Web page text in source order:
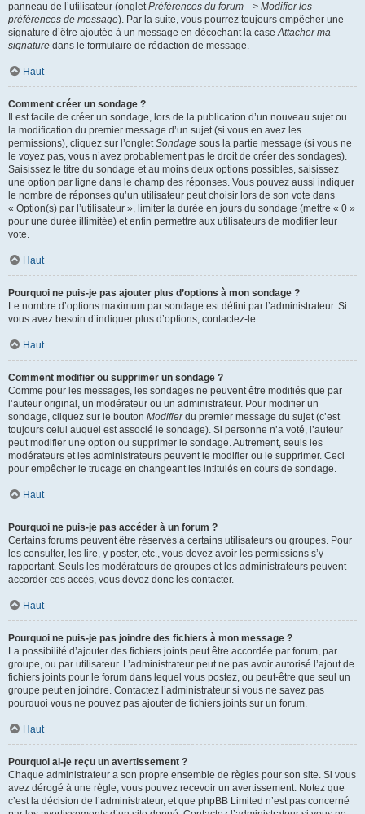
panneau de l’utilisateur (ongletPréférences du forum --> Modifier les
préférences de message). Par la suite, vous pourrez toujours empêcher une
signature d’être ajoutée à un message en décochant la caseAttacher ma
signature dans le formulaire de rédaction de message.
Haut
Comment créer un sondage ?
Il est facile de créer un sondage, lors de la publication d’un nouveau sujet ou
la modification du premier message d’un sujet (si vous en avez les
permissions), cliquez sur l’ongletSondage sous la partie message (si vous ne
le voyez pas, vous n’avez probablement pas le droit de créer des sondages).
Saisissez le titre du sondage et au moins deux options possibles, saisissez
une option par ligne dans le champ des réponses. Vous pouvez aussi indiquer
le nombre de réponses qu’un utilisateur peut choisir lors de son vote dans
« Option(s) par l’utilisateur », limiter la durée en jours du sondage (mettre « 0 »
pour une durée illimitée) et enfin permettre aux utilisateurs de modifier leur
vote.
Haut
Pourquoi ne puis-je pas ajouter plus d’options à mon sondage ?
Le nombre d’options maximum par sondage est défini par l’administrateur. Si
vous avez besoin d’indiquer plus d’options, contactez-le.
Haut
Comment modifier ou supprimer un sondage ?
Comme pour les messages, les sondages ne peuvent être modifiés que par
l’auteur original, un modérateur ou un administrateur. Pour modifier un
sondage, cliquez sur le bouton Modifierdu premier message du sujet (c’est
toujours celui auquel est associé le sondage). Si personne n’a voté, l’auteur
peut modifier une option ou supprimer le sondage. Autrement, seuls les
modérateurs et les administrateurs peuvent le modifier ou le supprimer. Ceci
pour empêcher le trucage en changeant les intitulés en cours de sondage.
Haut
Pourquoi ne puis-je pas accéder à un forum ?
Certains forums peuvent être réservés à certains utilisateurs ou groupes. Pour
les consulter, les lire, y poster, etc., vous devez avoir les permissions s’y
rapportant. Seuls les modérateurs de groupes et les administrateurs peuvent
accorder ces accès, vous devez donc les contacter.
Haut
Pourquoi ne puis-je pas joindre des fichiers à mon message ?
La possibilité d’ajouter des fichiers joints peut être accordée par forum, par
groupe, ou par utilisateur. L’administrateur peut ne pas avoir autorisé l’ajout de
fichiers joints pour le forum dans lequel vous postez, ou peut-être que seul un
groupe peut en joindre. Contactez l’administrateur si vous ne savez pas
pourquoi vous ne pouvez pas ajouter de fichiers joints sur un forum.
Haut
Pourquoi ai-je reçu un avertissement ?
Chaque administrateur a son propre ensemble de règles pour son site. Si vous
avez dérogé à une règle, vous pouvez recevoir un avertissement. Notez que
c’est la décision de l’administrateur, et que phpBB Limited n’est pas concerné